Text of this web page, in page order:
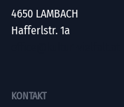
4650 LAMBACH
Hafferlstr. 1a
KONTAKT